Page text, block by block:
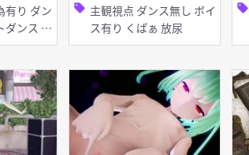
股
sell 主観視点 ダンス無し ボイ
ス有り くぱぁ 放尿
sell